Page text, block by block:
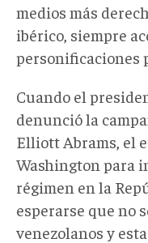
medios más
ibérico, siempre
personificaciones
Cuando el
denunció la
Elliott Abrams, el
Washington para
régimen en la
esperarse que no
venezolanos y